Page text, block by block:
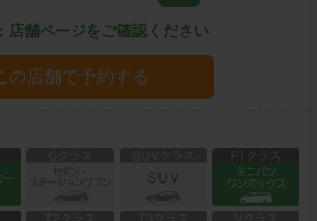
店舗ページをご確認ください
の店舗で予約する